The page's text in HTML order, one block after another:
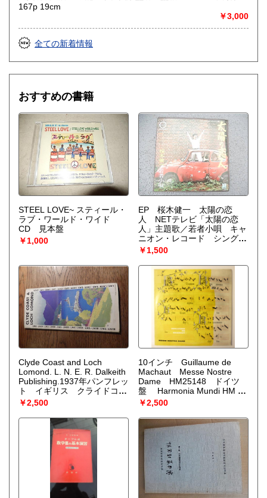
167p 19cm
￥3,000
全ての新着情報
おすすめの書籍
STEEL LOVE~ スティール・
ラブ・ワールド・ワイド
CD 見本盤
￥1,000
EP 桜木健一 太陽の恋
人 NETテレビ「太陽の恋
人」主題歌／若者小唄 キャ
ニオン・レコード シング
ル レコード
￥1,500
Clyde Coast and Loch
Lomond. L. N. E. R. Dalkeith
Publishing.1937年パンフレッ
ト イギリス クライドコー
ストとローモンド湖
￥2,500
10インチ Guillaume de
Machaut Messe Nostre
Dame HM25148 ドイツ
盤 Harmonia Mundi HM 25
148 Germany 1961
￥2,500